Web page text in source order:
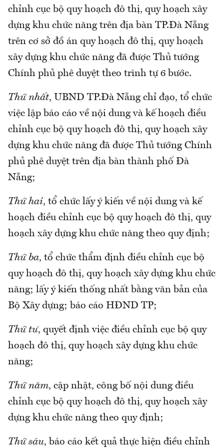
chỉnh cục bộ quy hoạch đô thị, quy hoạch xây
dựng khu chức năng trên địa bàn TP.Đà Nẵng
trên cơ sở đồ án quy hoạch đô thị, quy hoạch
xây dựng khu chức năng đã được Thủ tướng
Chính phủ phê duyệt theo trình tự 6 bước.
Thứ nhất, UBND TP.Đà Nẵng chỉ đạo, tổ chức
việc lập báo cáo về nội dung và kế hoạch điều
chỉnh cục bộ quy hoạch đô thị, quy hoạch xây
dựng khu chức năng đã được Thủ tướng Chính
phủ phê duyệt trên địa bàn thành phố Đà
Nẵng;
Thứ hai, tổ chức lấy ý kiến về nội dung và kế
hoạch điều chỉnh cục bộ quy hoạch đô thị, quy
hoạch xây dựng khu chức năng theo quy định;
Thứ ba, tổ chức thẩm định điều chỉnh cục bộ
quy hoạch đô thị, quy hoạch xây dựng khu chức
năng; lấy ý kiến thống nhất bằng văn bản của
Bộ Xây dựng; báo cáo HĐND TP;
Thứ tư, quyết định việc điều chỉnh cục bộ quy
hoạch đô thị, quy hoạch xây dựng khu chức
năng;
Thứ năm, cập nhật, công bố nội dung điều
chỉnh cục bộ quy hoạch đô thị, quy hoạch xây
dựng khu chức năng theo quy định;
Thứ sáu, báo cáo kết quả thực hiện điều chỉnh